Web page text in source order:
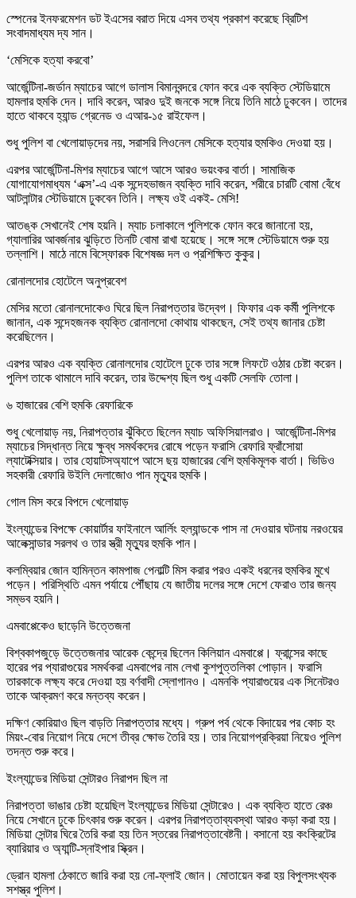
স্পেনের ইনফরমেশন ডট ইএসের বরাত দিয়ে এসব তথ্য প্রকাশ করেছে ব্রিটিশ
সংবাদমাধ্যম দ্য সান।
‘মেসিকে হত্যা করবো’
আর্জেন্টিনা-জর্ডান ম্যাচের আগে ডালাস বিমানবন্দরে ফোন করে এক ব্যক্তি স্টেডিয়ামে
হামলার হুমকি দেন। দাবি করেন, আরও দুই জনকে সঙ্গে নিয়ে তিনি মাঠে ঢুকবেন। তাদের
হাতে থাকবে হ্যান্ড গ্রেনেড ও এআর-১৫ রাইফেল।
শুধু পুলিশ বা খেলোয়াড়দের নয়, সরাসরি লিওনেল মেসিকে হত্যার হুমকিও দেওয়া হয়।
এরপর আর্জেন্টিনা-মিশর ম্যাচের আগে আসে আরও ভয়ংকর বার্তা। সামাজিক
যোগাযোগমাধ্যম ‘এক্স’-এ এক সন্দেহভাজন ব্যক্তি দাবি করেন, শরীরে চারটি বোমা বেঁধে
আটলান্টার স্টেডিয়ামে ঢুকবেন তিনি। লক্ষ্য ওই একই- মেসি!
আতঙ্ক সেখানেই শেষ হয়নি। ম্যাচ চলাকালে পুলিশকে ফোন করে জানানো হয়,
গ্যালারির আবর্জনার ঝুড়িতে তিনটি বোমা রাখা হয়েছে। সঙ্গে সঙ্গে স্টেডিয়ামে শুরু হয়
তল্লাশি। মাঠে নামে বিস্ফোরক বিশেষজ্ঞ দল ও প্রশিক্ষিত কুকুর।
রোনালদোর হোটেলে অনুপ্রবেশ
মেসির মতো রোনালদোকেও ঘিরে ছিল নিরাপত্তার উদ্বেগ। ফিফার এক কর্মী পুলিশকে
জানান, এক সন্দেহজনক ব্যক্তি রোনালদো কোথায় থাকছেন, সেই তথ্য জানার চেষ্টা
করেছিলেন।
এরপর আরও এক ব্যক্তি রোনালদোর হোটেলে ঢুকে তার সঙ্গে লিফটে ওঠার চেষ্টা করেন।
পুলিশ তাকে থামালে দাবি করেন, তার উদ্দেশ্য ছিল শুধু একটি সেলফি তোলা।
৬ হাজারের বেশি হুমকি রেফারিকে
শুধু খেলোয়াড় নয়, নিরাপত্তার ঝুঁকিতে ছিলেন ম্যাচ অফিসিয়ালরাও। আর্জেন্টিনা-মিশর
ম্যাচের সিদ্ধান্ত নিয়ে ক্ষুব্ধ সমর্থকদের রোষে পড়েন ফরাসি রেফারি ফ্রাঁসোয়া
ল্যাটেক্সিয়ার। তার হোয়াটসঅ্যাপে আসে ছয় হাজারের বেশি হুমকিমূলক বার্তা। ভিডিও
সহকারী রেফারি উইলি দেলাজোও পান মৃত্যুর হুমকি।
গোল মিস করে বিপদে খেলোয়াড়
ইংল্যান্ডের বিপক্ষে কোয়ার্টার ফাইনালে আর্লিং হল্যান্ডকে পাস না দেওয়ার ঘটনায় নরওয়ের
আলেক্সান্ডার সরলথ ও তার স্ত্রী মৃত্যুর হুমকি পান।
কলম্বিয়ার জোন হামিন্তন কামপাজ পেনাল্টি মিস করার পরও একই ধরনের হুমকির মুখে
পড়েন। পরিস্থিতি এমন পর্যায়ে পৌঁছায় যে জাতীয় দলের সঙ্গে দেশে ফেরাও তার জন্য
সম্ভব হয়নি।
এমবাপ্পেকেও ছাড়েনি উত্তেজনা
বিশ্বকাপজুড়ে উত্তেজনার আরেক কেন্দ্রে ছিলেন কিলিয়ান এমবাপ্পে। ফ্রান্সের কাছে
হারের পর প্যারাগুয়ের সমর্থকরা এমবাপের নাম লেখা কুশপুত্তলিকা পোড়ান। ফরাসি
তারকাকে লক্ষ্য করে দেওয়া হয় বর্ণবাদী স্লোগানও। এমনকি প্যারাগুয়ের এক সিনেটরও
তাকে আক্রমণ করে মন্তব্য করেন।
দক্ষিণ কোরিয়াও ছিল বাড়তি নিরাপত্তার মধ্যে। গ্রুপ পর্ব থেকে বিদায়ের পর কোচ হং
মিয়ং-বোর নিয়োগ নিয়ে দেশে তীব্র ক্ষোভ তৈরি হয়। তার নিয়োগপ্রক্রিয়া নিয়েও পুলিশ
তদন্ত শুরু করে।
ইংল্যান্ডের মিডিয়া সেন্টারও নিরাপদ ছিল না
নিরাপত্তা ভাঙার চেষ্টা হয়েছিল ইংল্যান্ডের মিডিয়া সেন্টারেও। এক ব্যক্তি হাতে রেঞ্চ
নিয়ে সেখানে ঢুকে চিৎকার শুরু করেন। এরপর নিরাপত্তাব্যবস্থা আরও কড়া করা হয়।
মিডিয়া সেন্টার ঘিরে তৈরি করা হয় তিন স্তরের নিরাপত্তাবেষ্টনী। বসানো হয় কংক্রিটের
ব্যারিয়ার ও অ্যান্টি-স্নাইপার স্ক্রিন।
ড্রোন হামলা ঠেকাতে জারি করা হয় নো-ফ্লাই জোন। মোতায়েন করা হয় বিপুলসংখ্যক
সশস্ত্র পুলিশ।